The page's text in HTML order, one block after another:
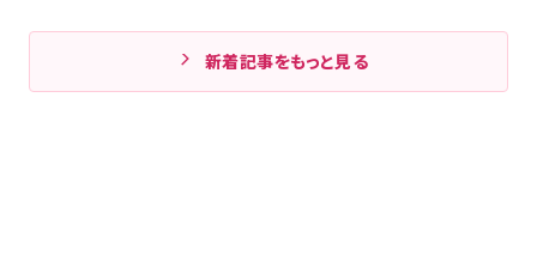
新着記事をもっと見る